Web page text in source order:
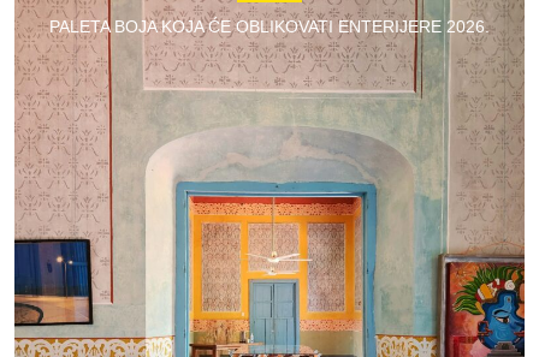
PALETA BOJA KOJA ĆE OBLIKOVATI ENTERIJERE 2026.